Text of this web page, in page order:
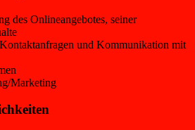
des Onlineangebotes, seiner
und Kommunikation mit
Marketing